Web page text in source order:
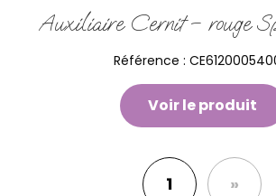
Auxiliaire Cernit – rouge
Référence :
Voir le produit
1 »